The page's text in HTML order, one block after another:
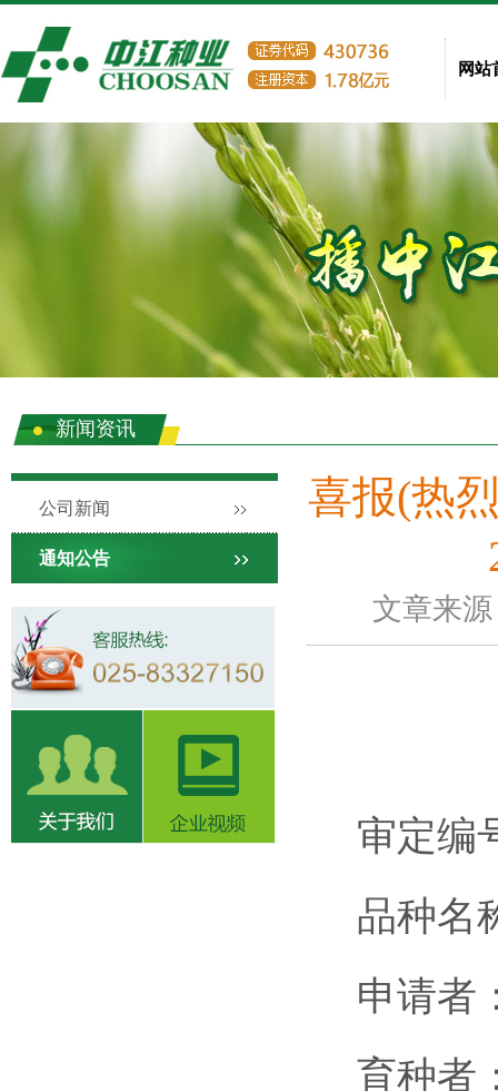
网站
新闻资讯
公司新闻
通知公告
喜报(热
文章来
审定编
品种名
申请者
育种者